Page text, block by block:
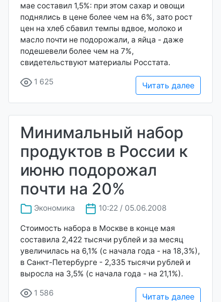
мае составил 1,5%: при этом сахар и овощи
поднялись в цене более чем на 6%, зато рост
цен на хлеб сбавил темпы вдвое, молоко и
масло почти не подорожали, а яйца - даже
подешевели более чем на 7%,
свидетельствуют материалы Росстата.
1 625 Читать далее
Минимальный набор
продуктов в России к
июню подорожал
почти на 20%
Экономика 10:22 / 05.06.2008
Стоимость набора в Москве в конце мая
составила 2,422 тысячи рублей и за месяц
увеличилась на 6,1% (с начала года - на 18,3%),
в Санкт-Петербурге - 2,335 тысячи рублей и
выросла на 3,5% (с начала года - на 21,1%).
1 586 Читать далее